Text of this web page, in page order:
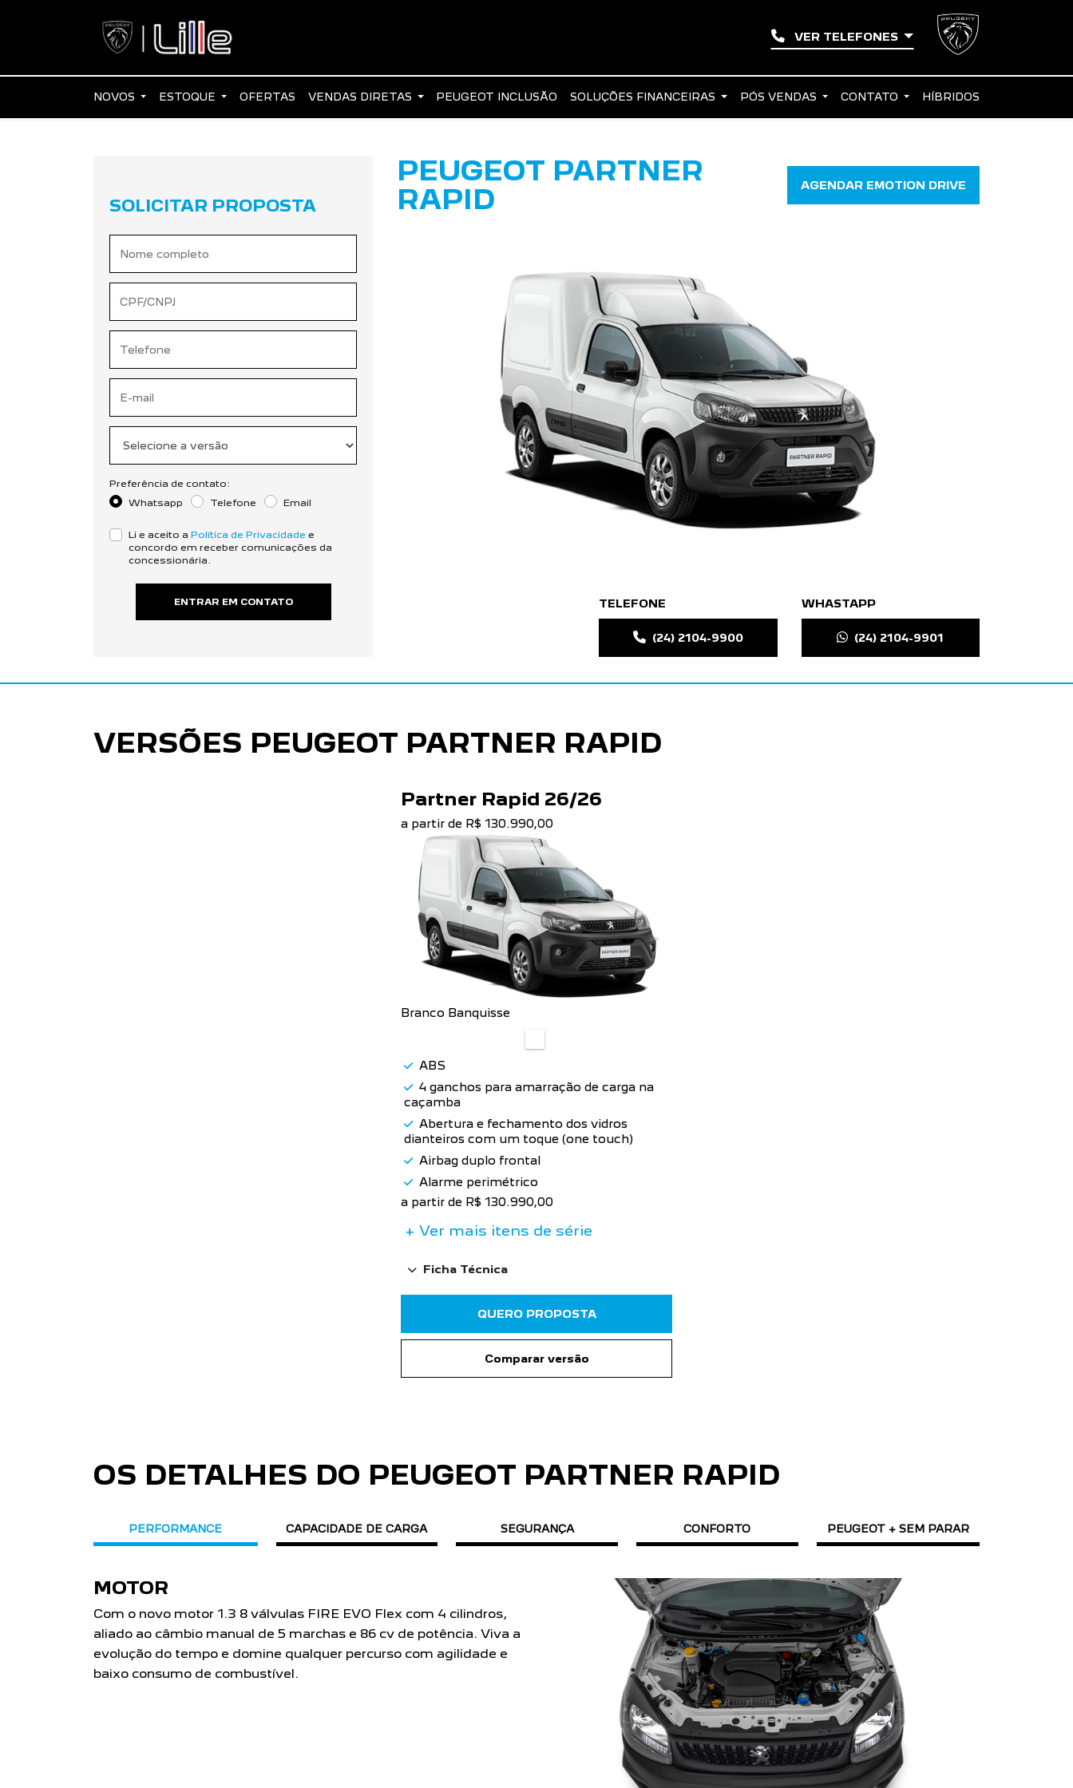
VER TELEFONES
NOVOS ESTOQUE OFERTAS VENDAS DIRETAS PEUGEOT INCLUSÃO SOLUÇÕES FINANCEIRAS PÓS VENDAS CONTATO HÍBRIDOS
SOLICITAR PROPOSTA
Preferência de contato:
Whatsapp
Telefone Email
Li e aceito a Política de Privacidade e
concordo em receber comunicações da
concessionária.
ENTRAR EM CONTATO
PEUGEOT PARTNER
RAPID
AGENDAR EMOTION DRIVE
TELEFONE
(24) 2104-9900
WHASTAPP
(24) 2104-9901
VERSÕES PEUGEOT PARTNER RAPID
Partner Rapid 26/26
a partir de R$ 130.990,00
Branco Banquisse
ABS
4 ganchos para amarração de carga na
caçamba
Abertura e fechamento dos vidros
dianteiros com um toque (one touch)
Airbag duplo frontal
Alarme perimétrico
a partir de R$ 130.990,00
+ Ver mais itens de série
Ficha Técnica
QUERO PROPOSTA
Comparar versão
OS DETALHES DO PEUGEOT PARTNER RAPID
PERFORMANCE CAPACIDADE DE CARGA SEGURANÇA CONFORTO PEUGEOT + SEM PARAR
MOTOR
Com o novo motor 1.3 8 válvulas FIRE EVO Flex com 4 cilindros,
aliado ao câmbio manual de 5 marchas e 86 cv de potência. Viva a
evolução do tempo e domine qualquer percurso com agilidade e
baixo consumo de combustível.